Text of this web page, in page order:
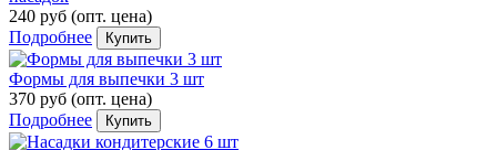
240 руб (опт. цена)
Подробнее
Купить
Формы для выпечки 3 шт
370 руб (опт. цена)
Подробнее
Купить